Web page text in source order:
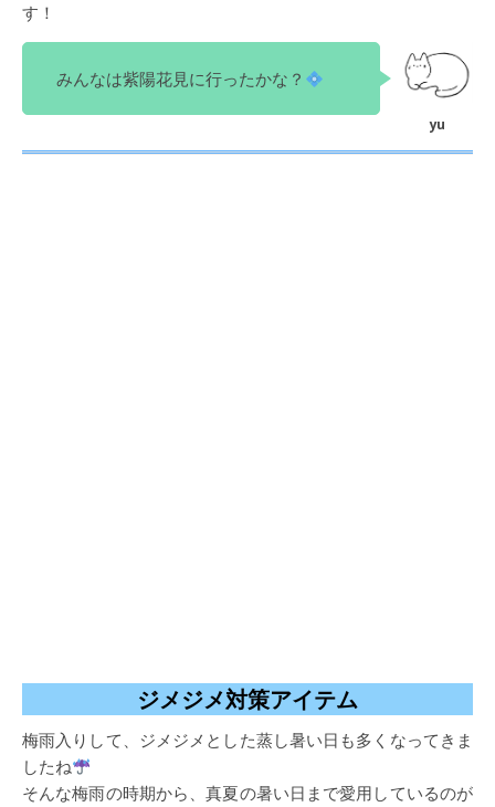
す！
みんなは紫陽花見に行ったかな？
ジメジメ対策アイテム
梅雨入りして、ジメジメとした蒸し暑い日も多くなってきま
したね
そんな梅雨の時期から、真夏の暑い日まで愛用しているのが